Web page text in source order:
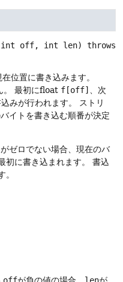
off, int len)
throws
位置に書き込みます。
最初にfloat f[off]
、次
みが行われます。
ストリ
イトを書き込む順番が決定
ゼロでない場合、現在のバ
に書き込まれます。
書込
offが負の値の場合、 lenが